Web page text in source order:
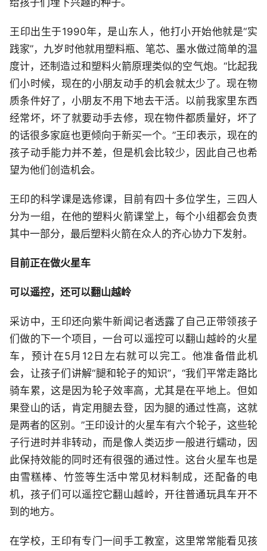
给孩子们埋下兴趣的种子。
王印出生于1990年，是山东人，他打小开始他就是“实
践家”，九岁时他就用塑料瓶、笔芯、墨水做过简单的温
度计，还制造过和塑料火箭原理类似的空气炮。“比起我
们小时候，现在的小朋友动手的机会就太少了。现在物
质条件好了，小朋友不用下地去干活。以前我家里东西
经常坏，坏了就要动手去修，现在物件都质量好，坏了
的话很多家庭也更倾向于新买一个。”王印表示，现在的
孩子动手能力并不差，但是机会比较少，因此自己也希
望为他们创造机会。
王印的科学课是选修课，目前有四十多位学生，三四人
分为一组，在他的塑料火箭课堂上，每个小组都会负责
其中一部分，最后塑料火箭在众人的齐心协力下发射。
目前正在做火星车
可以遥控，还可以翻山越岭
采访中，王印还向紫牛新闻记者透露了自己正带领孩子
们做的下一个项目，一台可以遥控可以翻山越岭的火星
车，预计在5月12日左右就可以完工。他准备借此机
会，让孩子们讲解“腿和轮子的知识”，“我们平常走路比
骑车累，这是因为轮子效率高，尤其是在平地上。但如
果登山的话，肯定用腿去登，因为腿的通过性高，这就
是两者的区别。”王印设计的火星车有六个轮子，这些轮
子行进时并非转动，而是像人类迈步一般进行蠕动，因
此保持效能的同时还有很强的通过性。这台火星车也是
由雪糕棒、竹签等生活中常见材料制成，还配备的电
机，孩子们可以遥控它翻山越岭，开往普通玩具车开不
到的地方。
在学校，王印有专门一间手工教室，这里常常能看见孩